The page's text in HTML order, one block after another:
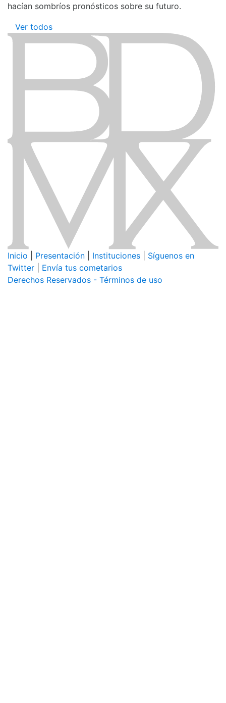
hacían sombríos pronósticos sobre su futuro.
Ver todos
Inicio Presentación Instituciones
Síguenos en
Twitter
Envía tus cometarios
Derechos Reservados - Términos de uso